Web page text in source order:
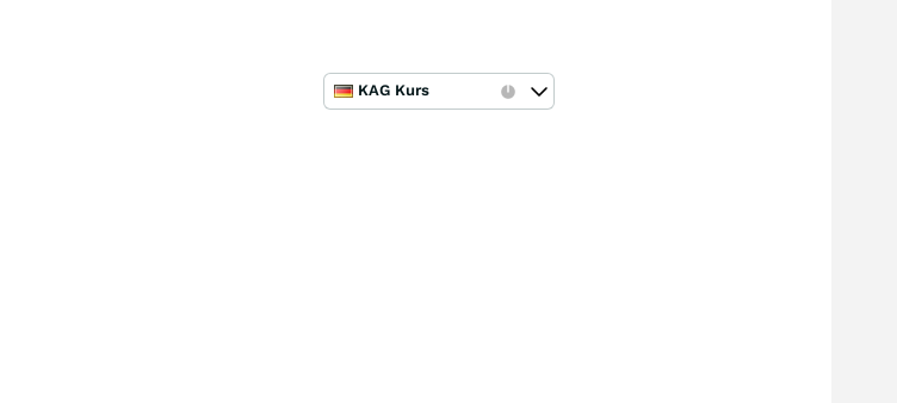
KAG Kurs